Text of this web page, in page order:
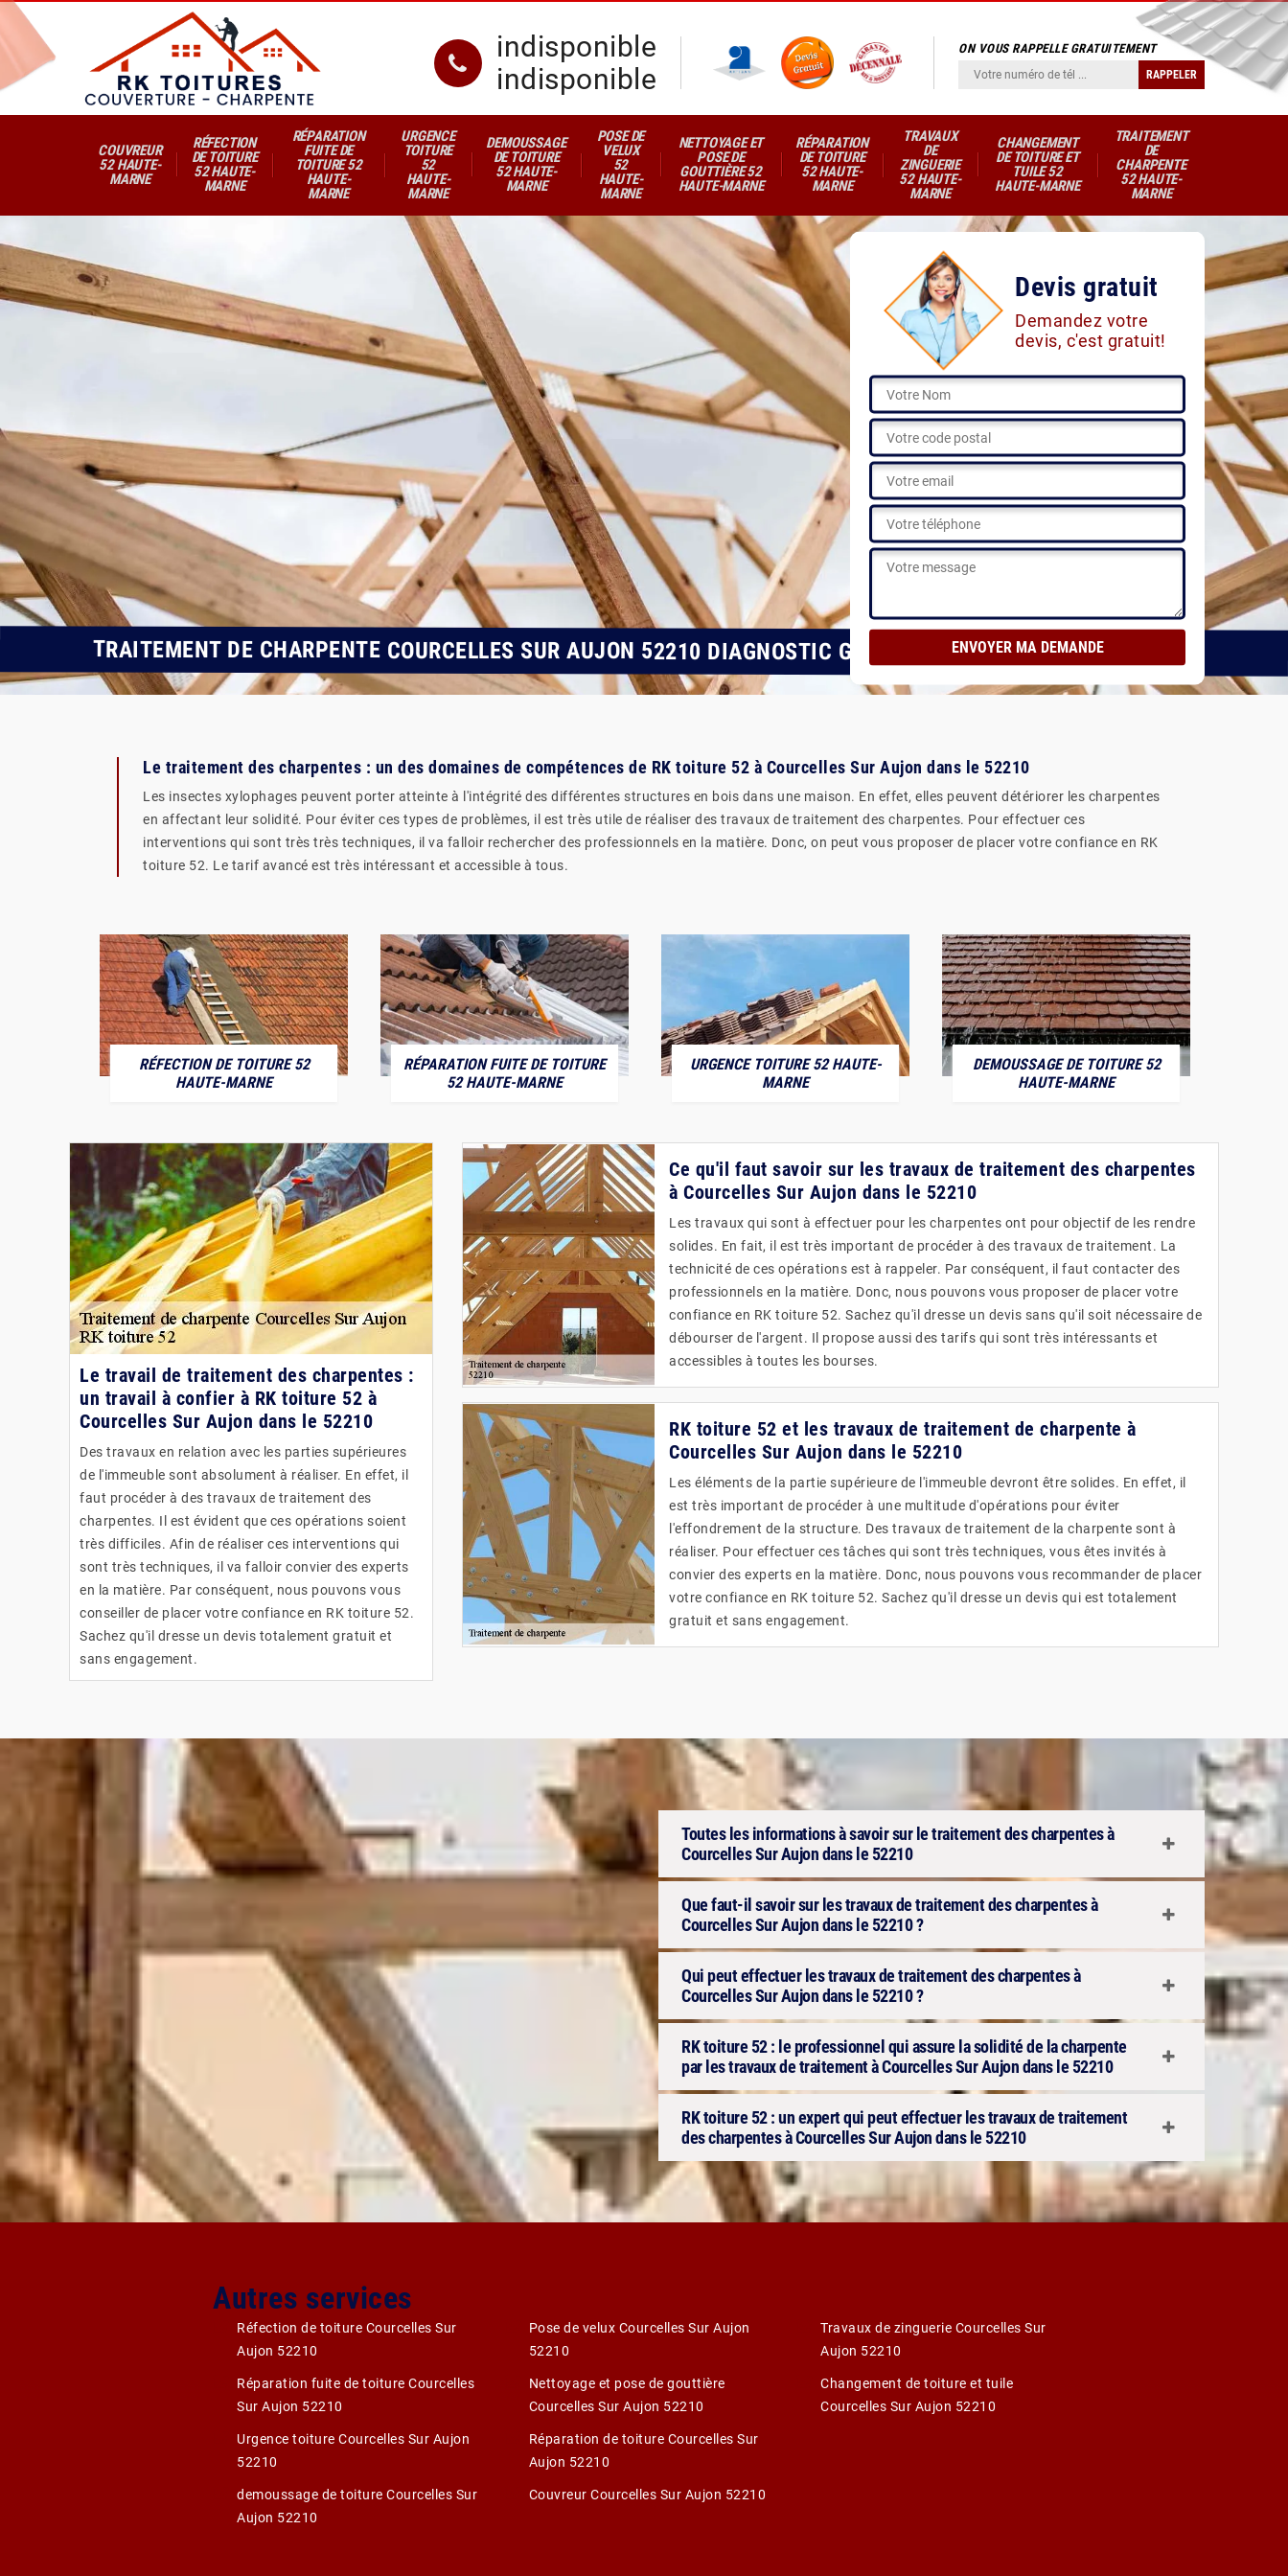
indisponible
indisponible
ON VOUS RAPPELLE GRATUITEMENT
COUVREUR
52 HAUTE-
MARNE
RÉFECTION
DE TOITURE
52 HAUTE-
MARNE
RÉPARATION
FUITE DE
TOITURE 52
HAUTE-
MARNE
URGENCE
TOITURE
52
HAUTE-
MARNE
DEMOUSSAGE
DE TOITURE
52 HAUTE-
MARNE
POSE DE
VELUX
52
HAUTE-
MARNE
NETTOYAGE ET
POSE DE
GOUTTIÈRE 52
HAUTE-MARNE
RÉPARATION
DE TOITURE
52 HAUTE-
MARNE
TRAVAUX
DE
ZINGUERIE
52 HAUTE-
MARNE
CHANGEMENT
DE TOITURE ET
TUILE 52
HAUTE-MARNE
TRAITEMENT
DE
CHARPENTE
52 HAUTE-
MARNE
Devis gratuit
Demandez votre
devis, c'est gratuit!
TRAITEMENT DE CHARPENTE COURCELLES SUR AUJON 52210 DIAGNOSTIC GRATUIT Voir nos réalisations
Le traitement des charpentes : un des domaines de compétences de RK toiture 52 à Courcelles Sur Aujon dans le 52210
Les insectes xylophages peuvent porter atteinte à l'intégrité des différentes structures en bois dans une maison. En effet, elles peuvent détériorer les charpentes
en affectant leur solidité. Pour éviter ces types de problèmes, il est très utile de réaliser des travaux de traitement des charpentes. Pour effectuer ces
interventions qui sont très très techniques, il va falloir rechercher des professionnels en la matière. Donc, on peut vous proposer de placer votre confiance en RK
toiture 52. Le tarif avancé est très intéressant et accessible à tous.
RÉFECTION DE TOITURE 52
HAUTE-MARNE
RÉPARATION FUITE DE TOITURE
52 HAUTE-MARNE
URGENCE TOITURE 52 HAUTE-
MARNE
DEMOUSSAGE DE TOITURE 52
HAUTE-MARNE
Le travail de traitement des charpentes :
un travail à confier à RK toiture 52 à
Courcelles Sur Aujon dans le 52210
Des travaux en relation avec les parties supérieures
de l'immeuble sont absolument à réaliser. En effet, il
faut procéder à des travaux de traitement des
charpentes. Il est évident que ces opérations soient
très difficiles. Afin de réaliser ces interventions qui
sont très techniques, il va falloir convier des experts
en la matière. Par conséquent, nous pouvons vous
conseiller de placer votre confiance en RK toiture 52.
Sachez qu'il dresse un devis totalement gratuit et
sans engagement.
Ce qu'il faut savoir sur les travaux de traitement des charpentes
à Courcelles Sur Aujon dans le 52210
Les travaux qui sont à effectuer pour les charpentes ont pour objectif de les rendre
solides. En fait, il est très important de procéder à des travaux de traitement. La
technicité de ces opérations est à rappeler. Par conséquent, il faut contacter des
professionnels en la matière. Donc, nous pouvons vous proposer de placer votre
confiance en RK toiture 52. Sachez qu'il dresse un devis sans qu'il soit nécessaire de
débourser de l'argent. Il propose aussi des tarifs qui sont très intéressants et
accessibles à toutes les bourses.
RK toiture 52 et les travaux de traitement de charpente à
Courcelles Sur Aujon dans le 52210
Les éléments de la partie supérieure de l'immeuble devront être solides. En effet, il
est très important de procéder à une multitude d'opérations pour éviter
l'effondrement de la structure. Des travaux de traitement de la charpente sont à
réaliser. Pour effectuer ces tâches qui sont très techniques, vous êtes invités à
convier des experts en la matière. Donc, nous pouvons vous recommander de placer
votre confiance en RK toiture 52. Sachez qu'il dresse un devis qui est totalement
gratuit et sans engagement.
Toutes les informations à savoir sur le traitement des charpentes à
Courcelles Sur Aujon dans le 52210
Que faut-il savoir sur les travaux de traitement des charpentes à
Courcelles Sur Aujon dans le 52210 ?
Qui peut effectuer les travaux de traitement des charpentes à
Courcelles Sur Aujon dans le 52210 ?
RK toiture 52 : le professionnel qui assure la solidité de la charpente
par les travaux de traitement à Courcelles Sur Aujon dans le 52210
RK toiture 52 : un expert qui peut effectuer les travaux de traitement
des charpentes à Courcelles Sur Aujon dans le 52210
Autres services
Réfection de toiture Courcelles Sur
Aujon 52210
Réparation fuite de toiture Courcelles
Sur Aujon 52210
Urgence toiture Courcelles Sur Aujon
52210
demoussage de toiture Courcelles Sur
Aujon 52210
Pose de velux Courcelles Sur Aujon
52210
Nettoyage et pose de gouttière
Courcelles Sur Aujon 52210
Réparation de toiture Courcelles Sur
Aujon 52210
Couvreur Courcelles Sur Aujon 52210
Travaux de zinguerie Courcelles Sur
Aujon 52210
Changement de toiture et tuile
Courcelles Sur Aujon 52210